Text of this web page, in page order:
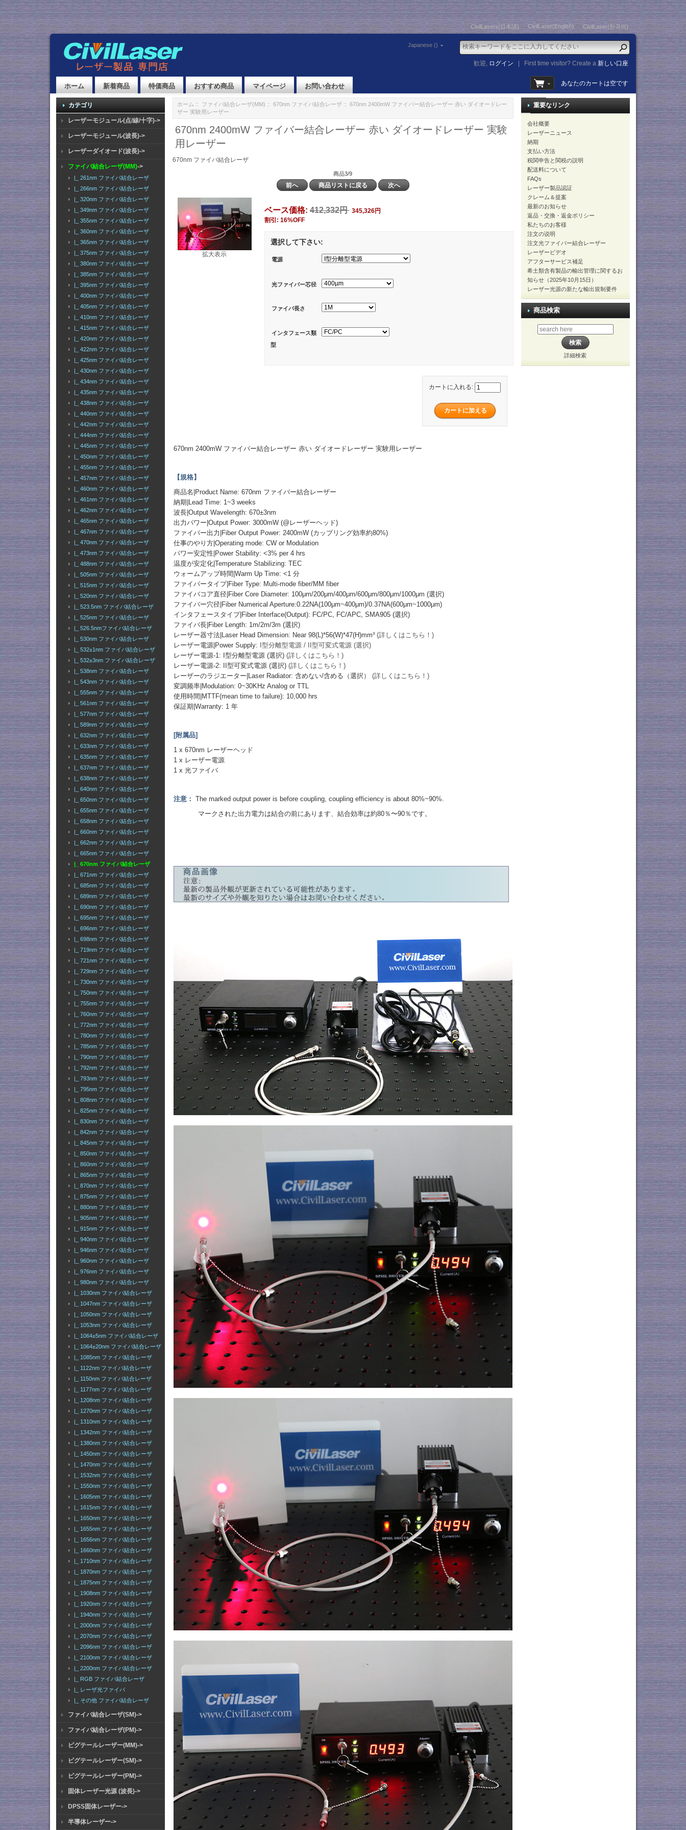
CivilLasers(日本語) CivilLaser(English) CivilLaser(한국어)
Japanese ()
歓迎, ログイン First time visitor? Create a新しい口座
ホーム 新着商品 特価商品 おすすめ商品 マイページ お問い合わせ あなたのカートは空です
カテゴリ
レーザーモジュール(点/線/十字)->
レーザーモジュール(波長)->
レーザーダイオード(波長)->
ファイバ結合レーザ(MM)->
|_ 261nm ファイバ結合レーザ
|_ 266nm ファイバ結合レーザ
|_ 320nm ファイバ結合レーザ
|_ 349nm ファイバ結合レーザ
|_ 355nm ファイバ結合レーザ
|_ 360nm ファイバ結合レーザ
|_ 365nm ファイバ結合レーザ
|_ 375nm ファイバ結合レーザ
|_ 380nm ファイバ結合レーザ
|_ 385nm ファイバ結合レーザ
|_ 395nm ファイバ結合レーザ
|_ 400nm ファイバ結合レーザ
|_ 405nm ファイバ結合レーザ
|_ 410nm ファイバ結合レーザ
|_ 415nm ファイバ結合レーザ
|_ 420nm ファイバ結合レーザ
|_ 422nm ファイバ結合レーザ
|_ 425nm ファイバ結合レーザ
|_ 430nm ファイバ結合レーザ
|_ 434nm ファイバ結合レーザ
|_ 435nm ファイバ結合レーザ
|_ 438nm ファイバ結合レーザ
|_ 440nm ファイバ結合レーザ
|_ 442nm ファイバ結合レーザ
|_ 444nm ファイバ結合レーザ
|_ 445nm ファイバ結合レーザ
|_ 450nm ファイバ結合レーザ
|_ 455nm ファイバ結合レーザ
|_ 457nm ファイバ結合レーザ
|_ 460nm ファイバ結合レーザ
|_ 461nm ファイバ結合レーザ
|_ 462nm ファイバ結合レーザ
|_ 465nm ファイバ結合レーザ
|_ 467nm ファイバ結合レーザ
|_ 470nm ファイバ結合レーザ
|_ 473nm ファイバ結合レーザ
|_ 488nm ファイバ結合レーザ
|_ 505nm ファイバ結合レーザ
|_ 515nm ファイバ結合レーザ
|_ 520nm ファイバ結合レーザ
|_ 523.5nm ファイバ結合レーザ
|_ 525nm ファイバ結合レーザ
|_ 526.5nmファイバ結合レーザ
|_ 530nm ファイバ結合レーザ
|_ 532±1nm ファイバ結合レーザ
|_ 532±3nm ファイバ結合レーザ
|_ 538nm ファイバ結合レーザ
|_ 543nm ファイバ結合レーザ
|_ 555nm ファイバ結合レーザ
|_ 561nm ファイバ結合レーザ
|_ 577nm ファイバ結合レーザ
|_ 589nm ファイバ結合レーザ
|_ 632nm ファイバ結合レーザ
|_ 633nm ファイバ結合レーザ
|_ 635nm ファイバ結合レーザ
|_ 637nm ファイバ結合レーザ
|_ 638nm ファイバ結合レーザ
|_ 640nm ファイバ結合レーザ
|_ 650nm ファイバ結合レーザ
|_ 655nm ファイバ結合レーザ
|_ 658nm ファイバ結合レーザ
|_ 660nm ファイバ結合レーザ
|_ 662nm ファイバ結合レーザ
|_ 665nm ファイバ結合レーザ
|_ 670nm ファイバ結合レーザ
|_ 671nm ファイバ結合レーザ
|_ 685nm ファイバ結合レーザ
|_ 689nm ファイバ結合レーザ
|_ 690nm ファイバ結合レーザ
|_ 695nm ファイバ結合レーザ
|_ 696nm ファイバ結合レーザ
|_ 698nm ファイバ結合レーザ
|_ 719nm ファイバ結合レーザ
|_ 721nm ファイバ結合レーザ
|_ 729nm ファイバ結合レーザ
|_ 730nm ファイバ結合レーザ
|_ 750nm ファイバ結合レーザ
|_ 755nm ファイバ結合レーザ
|_ 760nm ファイバ結合レーザ
|_ 772nm ファイバ結合レーザ
|_ 780nm ファイバ結合レーザ
|_ 785nm ファイバ結合レーザ
|_ 790nm ファイバ結合レーザ
|_ 792nm ファイバ結合レーザ
|_ 793nm ファイバ結合レーザ
|_ 795nm ファイバ結合レーザ
|_ 808nm ファイバ結合レーザ
|_ 825nm ファイバ結合レーザ
|_ 830nm ファイバ結合レーザ
|_ 842nm ファイバ結合レーザ
|_ 845nm ファイバ結合レーザ
|_ 850nm ファイバ結合レーザ
|_ 860nm ファイバ結合レーザ
|_ 865nm ファイバ結合レーザ
|_ 870nm ファイバ結合レーザ
|_ 875nm ファイバ結合レーザ
|_ 880nm ファイバ結合レーザ
|_ 905nm ファイバ結合レーザ
|_ 915nm ファイバ結合レーザ
|_ 940nm ファイバ結合レーザ
|_ 946nm ファイバ結合レーザ
|_ 960nm ファイバ結合レーザ
|_ 976nm ファイバ結合レーザ
|_ 980nm ファイバ結合レーザ
|_ 1030nm ファイバ結合レーザ
|_ 1047nm ファイバ結合レーザ
|_ 1050nm ファイバ結合レーザ
|_ 1053nm ファイバ結合レーザ
|_ 1064±5nm ファイバ結合レーザ
|_ 1064±20nm ファイバ結合レーザ
|_ 1085nm ファイバ結合レーザ
|_ 1122nm ファイバ結合レーザ
|_ 1150nm ファイバ結合レーザ
|_ 1177nm ファイバ結合レーザ
|_ 1208nm ファイバ結合レーザ
|_ 1270nm ファイバ結合レーザ
|_ 1310nm ファイバ結合レーザ
|_ 1342nm ファイバ結合レーザ
|_ 1380nm ファイバ結合レーザ
|_ 1450nm ファイバ結合レーザ
|_ 1470nm ファイバ結合レーザ
|_ 1532nm ファイバ結合レーザ
|_ 1550nm ファイバ結合レーザ
|_ 1605nm ファイバ結合レーザ
|_ 1615nm ファイバ結合レーザ
|_ 1650nm ファイバ結合レーザ
|_ 1655nm ファイバ結合レーザ
|_ 1656nm ファイバ結合レーザ
|_ 1660nm ファイバ結合レーザ
|_ 1710nm ファイバ結合レーザ
|_ 1870nm ファイバ結合レーザ
|_ 1875nm ファイバ結合レーザ
|_ 1908nm ファイバ結合レーザ
|_ 1920nm ファイバ結合レーザ
|_ 1940nm ファイバ結合レーザ
|_ 2000nm ファイバ結合レーザ
|_ 2070nm ファイバ結合レーザ
|_ 2096nm ファイバ結合レーザ
|_ 2100nm ファイバ結合レーザ
|_ 2200nm ファイバ結合レーザ
|_ RGB ファイバ結合レーザ
|_ レーザ光ファイバ
|_ その他 ファイバ結合レーザ
ファイバ結合レーザ(SM)->
ファイバ結合レーザ(PM)->
ピグテールレーザー(MM)->
ピグテールレーザー(SM)->
ピグテールレーザー(PM)->
固体レーザー光源 (波長)->
DPSS固体レーザー->
半導体レーザー->
ホーム :: ファイバ結合レーザ(MM) :: 670nm ファイバ結合レーザ:: 670nm 2400mW ファイバー結合レーザー 赤い ダイオードレー
ザー 実験用レーザー
670nm 2400mW ファイバー結合レーザー 赤い ダイオードレーザー 実験
用レーザー
670nm ファイバ結合レーザ
商品3/9
前へ 商品リストに戻る 次へ
拡大表示
ベース価格:412,332円 345,326円
割引: 16%OFF
選択して下さい:
電源
光ファイバー芯径
ファイバ長さ
インタフェース類
型
カートに入れる:
670nm 2400mW ファイバー結合レーザー 赤い ダイオードレーザー 実験用レーザー
【規格】
商品名|Product Name: 670nm ファイバー結合レーザー
納期|Lead Time: 1~3 weeks
波長|Output Wavelength: 670±3nm
出力パワー|Output Power: 3000mW (@レーザーヘッド)
ファイバー出力|Fiber Output Power: 2400mW (カップリング効率約80%)
仕事のやり方|Operating mode: CW or Modulation
パワー安定性|Power Stability: <3% per 4 hrs
温度が安定化|Temperature Stabilizing: TEC
ウォームアップ時間|Warm Up Time: <1 分
ファイバータイプ|Fiber Type: Multi-mode fiber/MM fiber
ファイバコア直径|Fiber Core Diameter: 100μm/200μm/400μm/600μm/800μm/1000μm (選択)
ファイバー穴径|Fiber Numerical Aperture:0.22NA(100μm~400μm)/0.37NA(600μm~1000μm)
インタフェースタイプ|Fiber Interface(Output): FC/PC, FC/APC, SMA905 (選択)
ファイバ長|Fiber Length: 1m/2m/3m (選択)
レーザー器寸法|Laser Head Dimension: Near 98(L)*56(W)*47(H)mm³(詳しくはこちら！)
レーザー電源|Power Supply: I型分離型電源 / II型可変式電源 (選択)
レーザー電源-1: I型分離型電源 (選択)(詳しくはこちら！)
レーザー電源-2: II型可変式電源 (選択)(詳しくはこちら！)
レーザーのラジエーター|Laser Radiator: 含めない/含める（選択）(詳しくはこちら！)
変調频率|Modulation: 0~30KHz Analog or TTL
使用時間|MTTF(mean time to failure): 10,000 hrs
保証期|Warranty: 1 年
[附属品]
1 x 670nm レーザーヘッド
1 x レーザー電源
1 x 光ファイバ
注意： The marked output power is before coupling, coupling efficiency is about 80%~90%.
マークされた出力電力は結合の前にあります、結合効率は約80％〜90％です。
重要なリンク
会社概要
レーザーニュース
納期
支払い方法
税関申告と関税の説明
配送料について
FAQs
レーザー製品認証
クレーム＆提案
最新のお知らせ
返品・交換・返金ポリシー
私たちのお客様
注文の说明
注文光ファイバー結合レーザー
レーザービデオ
アフターサービス補足
希土類含有製品の輸出管理に関するお
知らせ（2025年10月15日）
レーザー光源の新たな輸出規制要件
商品検索
詳細検索